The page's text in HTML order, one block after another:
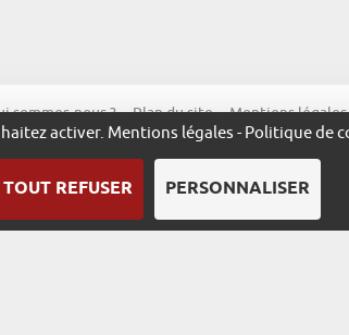
sommes-nous ? Plan du site Mentions légales
activer. Mentions légales - Politique de
TOUT REFUSER PERSONNALISER